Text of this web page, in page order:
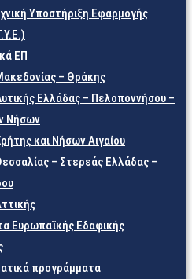
Υποστήριξη Εφαρμογής
ΕΠ
– Θράκης
Ελλάδας – Πελοποννήσου –
Νήσων
και Νήσων Αιγαίου
– Στερεάς Ελλάδας –
Ευρωπαϊκής Εδαφικής
προγράμματα